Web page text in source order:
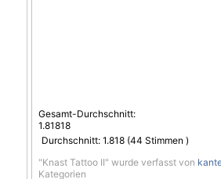
Gesamt-Durchschnitt:
1.81818
Durchschnitt: 1.818 (44 Stimmen )
"Knast Tattoo II" wurde verfasst von
Kategorien